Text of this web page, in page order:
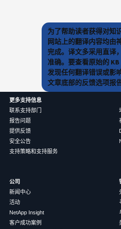
为了帮助读者获得对知
网站上的翻译内容均由
完成。译文多采用直译
准确。要查看原始的
发现任何翻译错误或影
文章底部的反馈选项报
更多支持信息
联系支持部门
报告问题
提供反馈
安全公告
支持策略和支持服务
公司
新闻中心
活动
NetApp Insight
客户成功案例